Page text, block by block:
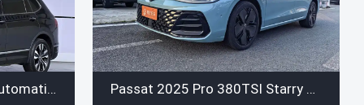
Tiguan L 2024 330 TSI Automatic Two-Wheel Drive R-Line Enjoyment Edition Passat 2025 Pro 380TSI Starry Dragon Honor Edition